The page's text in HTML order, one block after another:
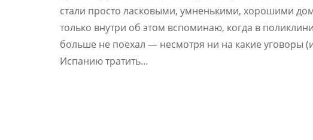
стали просто ласковыми, умненькими, хорошими
только внутри об этом вспоминаю, когда в
больше не поехал — несмотря ни на какие уговоры
Испанию тратить…